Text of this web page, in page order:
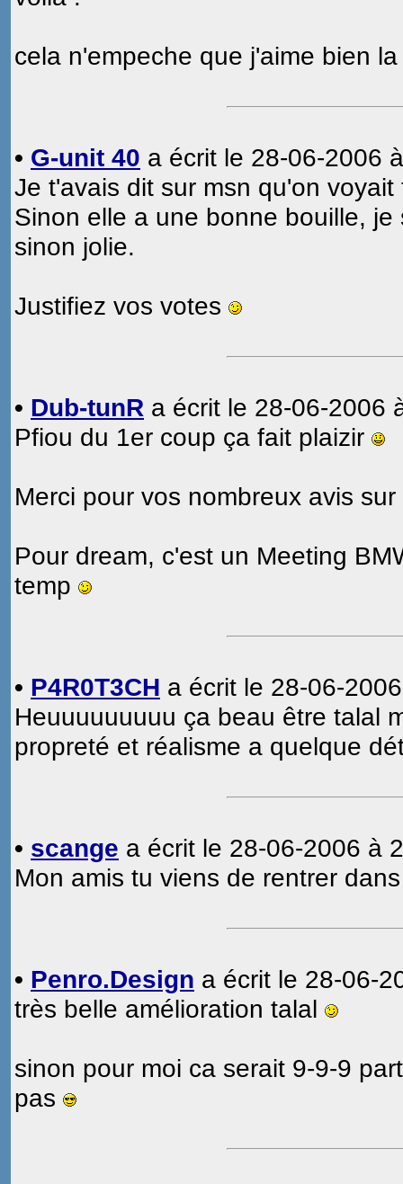
cela n'empeche que j'aime bien
• G-unit 40 a écrit le 28-06-2006
Je t'avais dit sur msn qu'on
Sinon elle a une bonne bouille,
sinon jolie.
Justifiez vos votes
• Dub-tunR a écrit le 28-06-2006
Pfiou du 1er coup ça fait plaizir
Merci pour vos nombreux avis
Pour dream, c'est un Meeting
temp
• P4R0T3CH a écrit le 28-06-
Heuuuuuuuuu ça beau être talal
propreté et réalisme a quelque
• scange a écrit le 28-06-2006 à
Mon amis tu viens de rentrer
• Penro.Design a écrit le 28-06-
très belle amélioration talal
sinon pour moi ca serait 9-9-9
pas